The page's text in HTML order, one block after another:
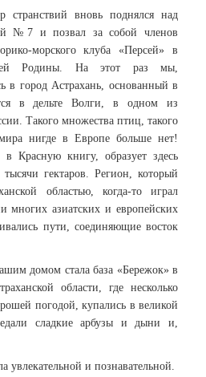
вновь поднялся над
№7 и позвал за собой членов
морского клуба «Персей» в
Родины. На этот раз мы,
в город Астрахань, основанный в
в дельте Волги, в одном из
Такого множества птиц, такого
мира нигде в Европе больше нет!
Красную книгу, образует здесь
гектаров. Регион, который
областью, когда-то играл
азиатских и европейских
пути, соединяющие восток
домом стала база «Бережок» в
области, где несколько
погодой, купались в великой
сладкие арбузы и дыни и,
и познавательной.